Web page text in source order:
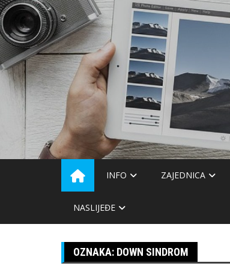
Skip
to
content
INFO ZAJEDNICA
NASLIJEĐE
OZNAKA: DOWN SINDROM